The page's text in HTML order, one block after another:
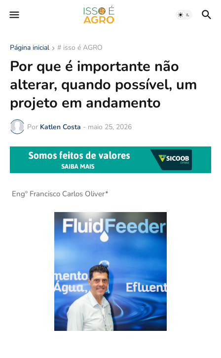
Página inicial # isso é AGRO
Por que é importante não
alterar, quando possível, um
projeto em andamento
Por Katlen Costa - maio 25, 2026
Engº Francisco Carlos Oliver*